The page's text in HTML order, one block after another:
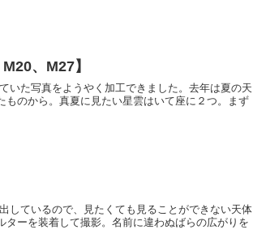
、M27】
いた写真をようやく加工できました。去年は夏の天
のから。真夏に見たい星雲はいて座に２つ。まず
しているので、見たくても見ることができない天体
ーを装着して撮影。名前に違わぬばらの広がりを